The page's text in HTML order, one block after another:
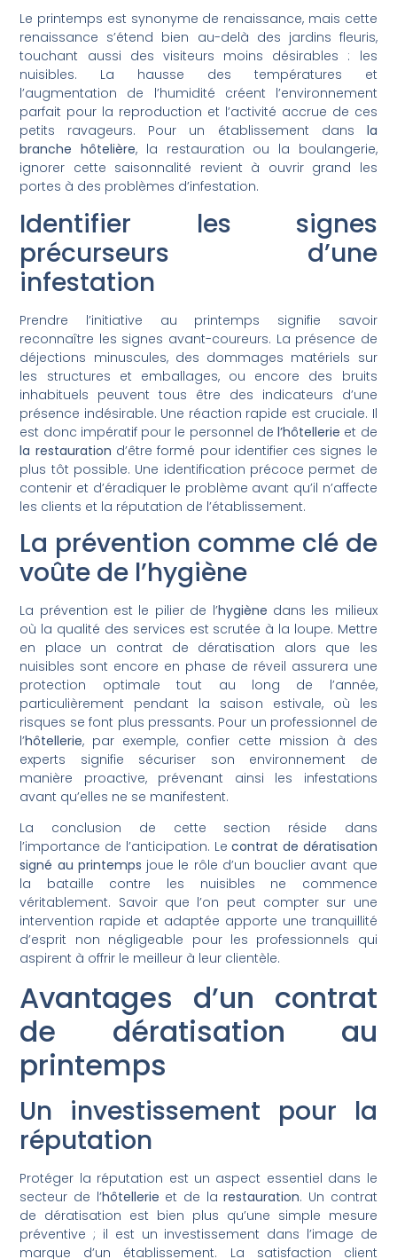
Le printemps est synonyme de renaissance, mais cette
renaissance s’étend bien au-delà des jardins fleuris,
touchant aussi des visiteurs moins désirables : les
nuisibles. La hausse des températures et
l’augmentation de l’humidité créent l’environnement
parfait pour la reproduction et l’activité accrue de ces
petits ravageurs. Pour un établissement dans la
branche hôtelière, la restauration ou la boulangerie,
ignorer cette saisonnalité revient à ouvrir grand les
portes à des problèmes d’infestation.
Identifier les signes
précurseurs d’une
infestation
Prendre l’initiative au printemps signifie savoir
reconnaître les signes avant-coureurs. La présence de
déjections minuscules, des dommages matériels sur
les structures et emballages, ou encore des bruits
inhabituels peuvent tous être des indicateurs d’une
présence indésirable. Une réaction rapide est cruciale. Il
est donc impératif pour le personnel del’hôtellerie et de
la restauration d’être formé pour identifier ces signes le
plus tôt possible. Une identification précoce permet de
contenir et d’éradiquer le problème avant qu’il n’affecte
les clients et la réputation de l’établissement.
La prévention comme clé de
voûte de l’hygiène
La prévention est le pilier de l’hygiène dans les milieux
où la qualité des services est scrutée à la loupe. Mettre
en place un contrat de dératisation alors que les
nuisibles sont encore en phase de réveil assurera une
protection optimale tout au long de l’année,
particulièrement pendant la saison estivale, où les
risques se font plus pressants. Pour un professionnel de
l’hôtellerie, par exemple, confier cette mission à des
experts signifie sécuriser son environnement de
manière proactive, prévenant ainsi les infestations
avant qu’elles ne se manifestent.
La conclusion de cette section réside dans
l’importance de l’anticipation. Lecontrat de dératisation
signé au printemps joue le rôle d’un bouclier avant que
la bataille contre les nuisibles ne commence
véritablement. Savoir que l’on peut compter sur une
intervention rapide et adaptée apporte une tranquillité
d’esprit non négligeable pour les professionnels qui
aspirent à offrir le meilleur à leur clientèle.
Avantages d’un contrat
de dératisation au
printemps
Un investissement pour la
réputation
Protéger la réputation est un aspect essentiel dans le
secteur de l’hôtellerie et de larestauration. Un contrat
de dératisation est bien plus qu’une simple mesure
préventive ; il est un investissement dans l’image de
marque d’un établissement. La satisfaction client